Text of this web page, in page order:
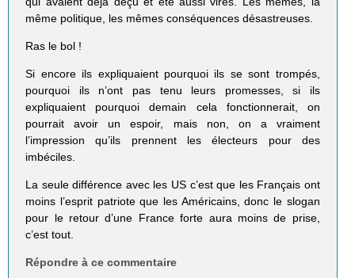
même politique, les mêmes conséquences désastreuses.
Ras le bol !
Si encore ils expliquaient pourquoi ils se sont trompés,
pourquoi ils n’ont pas tenu leurs promesses, si ils
expliquaient pourquoi demain cela fonctionnerait, on
pourrait avoir un espoir, mais non, on a vraiment
l’impression qu’ils prennent les électeurs pour des
imbéciles.
La seule différence avec les US c’est que les Français ont
moins l’esprit patriote que les Américains, donc le slogan
pour le retour d’une France forte aura moins de prise,
c’est tout.
Répondre à ce commentaire